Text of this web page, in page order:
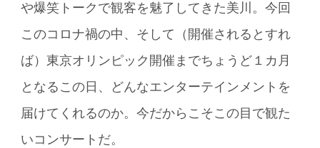
や爆笑トークで観客を魅了してきた美川。今回
このコロナ禍の中、そして（開催されるとすれ
ば）東京オリンピック開催までちょうど１カ月
となるこの日、どんなエンターテインメントを
届けてくれるのか。今だからこそこの目で観た
いコンサートだ。